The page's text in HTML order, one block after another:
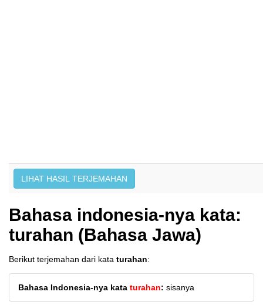
Bahasa indonesia-nya kata:
turahan (Bahasa Jawa)
Berikut terjemahan dari kata turahan:
Bahasa Indonesia-nya kata turahan: sisanya